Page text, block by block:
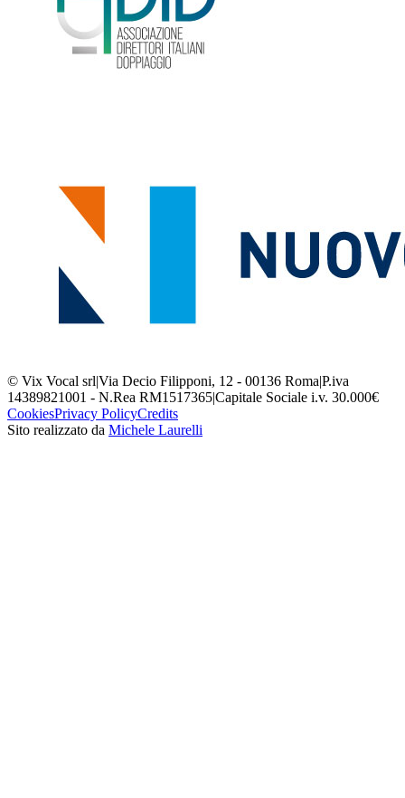
© Vix Vocal srl|Via Decio Filipponi, 12 - 00136 Roma|P.iva
14389821001 - N.Rea RM1517365|Capitale Sociale i.v. 30.000€
CookiesPrivacy PolicyCredits
Sito realizzato da Michele Laurelli